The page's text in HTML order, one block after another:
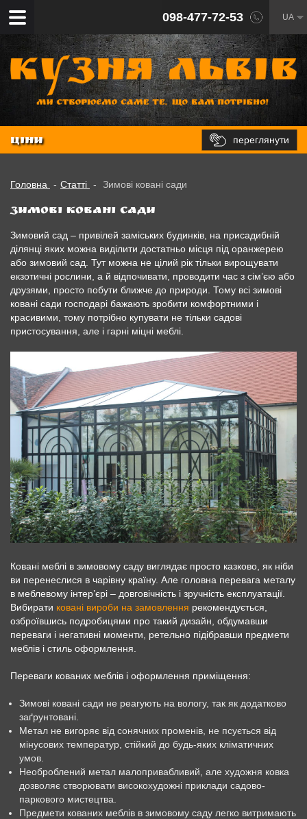
UA
098-477-72-53
ЦІНИ переглянути
Головна - Статті - Зимові ковані сади
Зимові ковані сади
Зимовий сад – привілей заміських будинків, на присадибній
ділянці яких можна виділити достатньо місця під оранжерею
або зимовий сад. Тут можна не цілий рік тільки вирощувати
екзотичні рослини, а й відпочивати, проводити час з сім’єю або
друзями, просто побути ближче до природи. Тому всі зимові
ковані сади господарі бажають зробити комфортними і
красивими, тому потрібно купувати не тільки садові
пристосування, але і гарні міцні меблі.
Ковані меблі в зимовому саду виглядає просто казково, як ніби
ви перенеслися в чарівну країну. Але головна перевага металу
в меблевому інтер’єрі – довговічність і зручність експлуатації.
Вибирати ковані вироби на замовлення рекомендується,
озброївшись подробицями про такий дизайн, обдумавши
переваги і негативні моменти, ретельно підібравши предмети
меблів і стиль оформлення.
Переваги кованих меблів і оформлення приміщення:
Зимові ковані сади не реагують на вологу, так як додатково
заґрунтовані.
Метал не вигоряє від сонячних променів, не псується від
мінусових температур, стійкий до будь-яких кліматичних
умов.
Необроблений метал малопривабливий, але художня ковка
дозволяє створювати високохудожні приклади садово-
паркового мистецтва.
Предмети кованих меблів в зимовому саду легко витримають